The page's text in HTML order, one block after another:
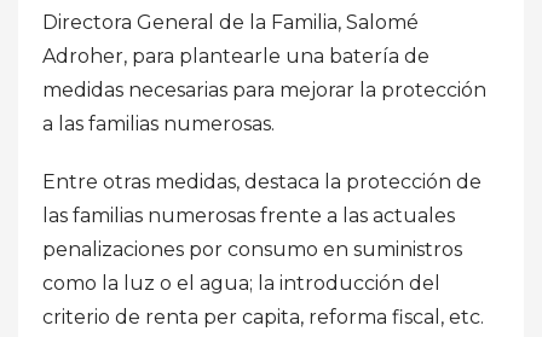
Directora General de la Familia, Salomé
Adroher, para plantearle una batería de
medidas necesarias para mejorar la protección
a las familias numerosas.
Entre otras medidas, destaca la protección de
las familias numerosas frente a las actuales
penalizaciones por consumo en suministros
como la luz o el agua; la introducción del
criterio de renta per capita, reforma fiscal, etc.